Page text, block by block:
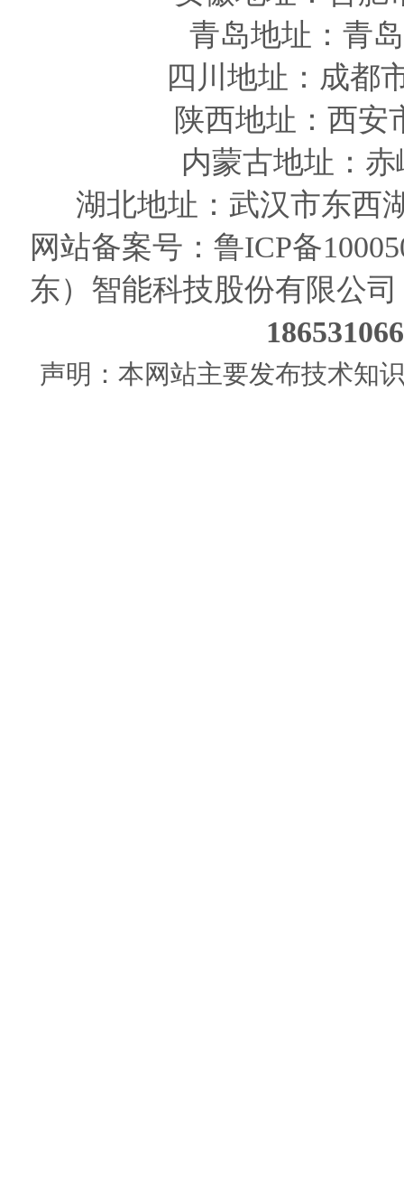
青岛地址 ：青
四川 地址 ：成都
陕西地址 ：西
内蒙古地址：
湖北地址：武汉市东西
网站备案号： 鲁ICP备
东）智能科技股份有限公司
声明：本网站主要发布技术知